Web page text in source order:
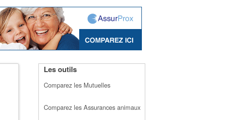
Les outils
Comparez les Mutuelles
Comparez les Assurances animaux